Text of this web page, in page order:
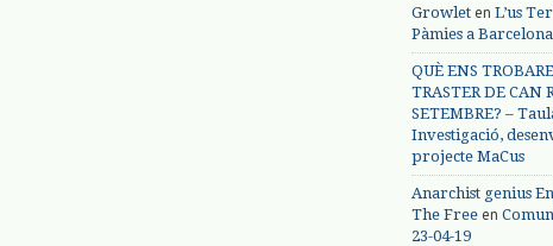
Growlet en L’us
Pàmies a Barcelona
QUÈ ENS
TRASTER DE CAN
SETEMBRE? –
Investigació,
projecte MaCus
Anarchist genius
The Free en
23-04-19